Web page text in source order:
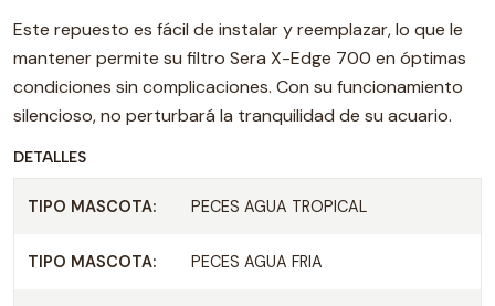
Este repuesto es fácil de instalar y reemplazar, lo que le
mantener permite su filtro Sera X-Edge 700 en óptimas
condiciones sin complicaciones. Con su funcionamiento
silencioso, no perturbará la tranquilidad de su acuario.
DETALLES
TIPO MASCOTA: PECES AGUA TROPICAL
TIPO MASCOTA: PECES AGUA FRIA